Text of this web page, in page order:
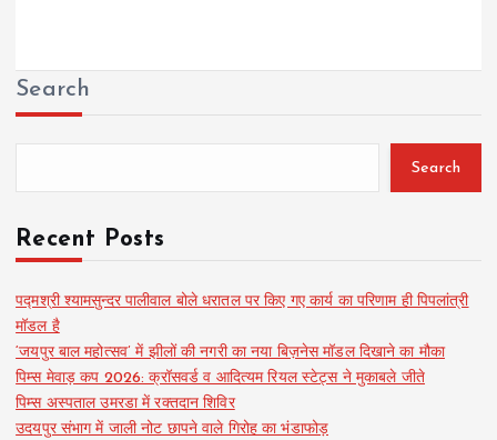
Search
Search
Recent Posts
पद्मश्री श्यामसुन्दर पालीवाल बोले धरातल पर किए गए कार्य का परिणाम ही पिपलांत्री
मॉडल है
‘जयपुर बाल महोत्सव’ में झीलों की नगरी का नया बिज़नेस मॉडल दिखाने का मौका
पिम्स मेवाड़ कप 2026: क्रॉसवर्ड व आदित्यम रियल स्टेट्स ने मुकाबले जीते
पिम्स अस्पताल उमरडा में रक्तदान शिविर
उदयपुर संभाग में जाली नोट छापने वाले गिरोह का भंडाफोड़